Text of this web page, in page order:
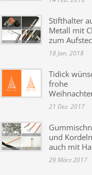
Stifthalter
Metall mit
zum
18 Jan. 2018
Tidick
frohe
21 Dez. 2017
und
auch mit
29 März 2017